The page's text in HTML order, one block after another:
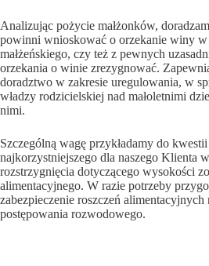
Analizując pożycie małżonków,
powinni wnioskować o orzekanie winy w
małżeńskiego, czy też z pewnych
orzekania o winie zrezygnować.
doradztwo w zakresie uregulowania, w
władzy rodzicielskiej nad małoletnimi
nimi.
Szczególną wagę przykładamy do
najkorzystniejszego dla naszego Klienta
rozstrzygnięcia dotyczącego wysokości
alimentacyjnego. W razie potrzeby
zabezpieczenie roszczeń alimentacyjnych
postępowania rozwodowego.